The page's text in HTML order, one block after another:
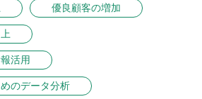
優良顧客の増加
活用
のデータ分析